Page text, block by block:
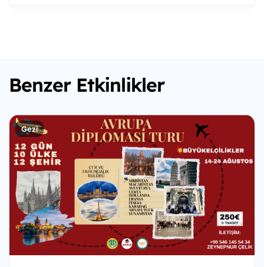
Benzer Etkinlikler
Gezi